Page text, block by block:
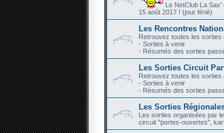
Le NetClub La
15 août 2017 ! (jour férié)
Les Rencontres
Retrouvez toutes les sorties
- Sorties à venir
- Résumés des sorties
Les Sorties Circuit
Retrouvez toutes les
- Sorties à venir
- Résumés des sorties
Les Sorties
Les sorties organisées par
circuit "portes-ouvertes",